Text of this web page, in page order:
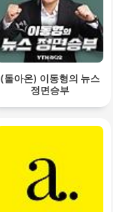
(돌아온) 이동형의 뉴스
정면승부